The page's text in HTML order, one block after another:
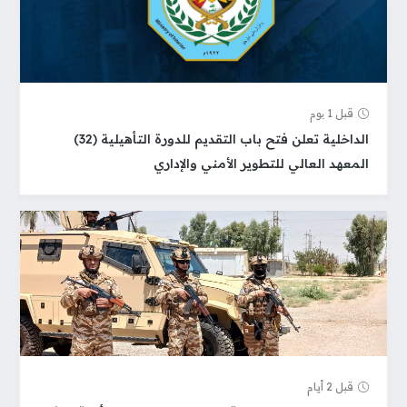
قبل 1 یوم
الداخلية تعلن فتح باب التقديم للدورة التأهيلية (32)
المعهد العالي للتطوير الأمني والإداري
قبل 2 أيام